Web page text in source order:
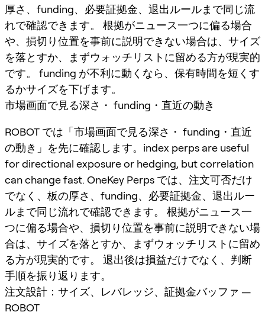
厚さ、funding、必要証拠金、退出ルールまで同じ流
れで確認できます。 根拠がニュース一つに偏る場合
や、損切り位置を事前に説明できない場合は、サイズ
を落とすか、まずウォッチリストに留める方が現実的
です。 funding が不利に動くなら、保有時間を短くす
るかサイズを下げます。
市場画面で見る深さ・ funding・直近の動き
ROBOT では「市場画面で見る深さ・ funding・直近
の動き」を先に確認します。index perps are useful
for directional exposure or hedging, but correlation
can change fast. OneKey Perps では、注文可否だけ
でなく、板の厚さ、funding、必要証拠金、退出ルー
ルまで同じ流れで確認できます。 根拠がニュース一
つに偏る場合や、損切り位置を事前に説明できない場
合は、サイズを落とすか、まずウォッチリストに留め
る方が現実的です。 退出後は損益だけでなく、判断
手順を振り返ります。
注文設計：サイズ、レバレッジ、証拠金バッファ —
ROBOT